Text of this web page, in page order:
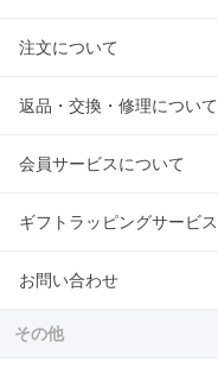
注文について
返品・交換・修理について
会員サービスについて
ギフトラッピングサービス
お問い合わせ
その他